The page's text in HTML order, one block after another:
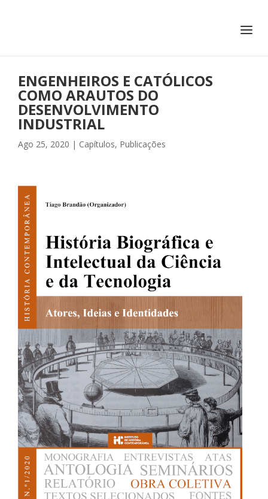
ENGENHEIROS E CATÓLICOS
COMO ARAUTOS DO
DESENVOLVIMENTO
INDUSTRIAL
Ago 25, 2020 | Capítulos, Publicações